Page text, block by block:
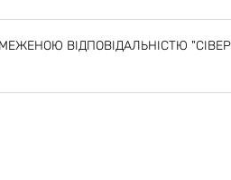
ВІДПОВІДАЛЬНІСТЮ